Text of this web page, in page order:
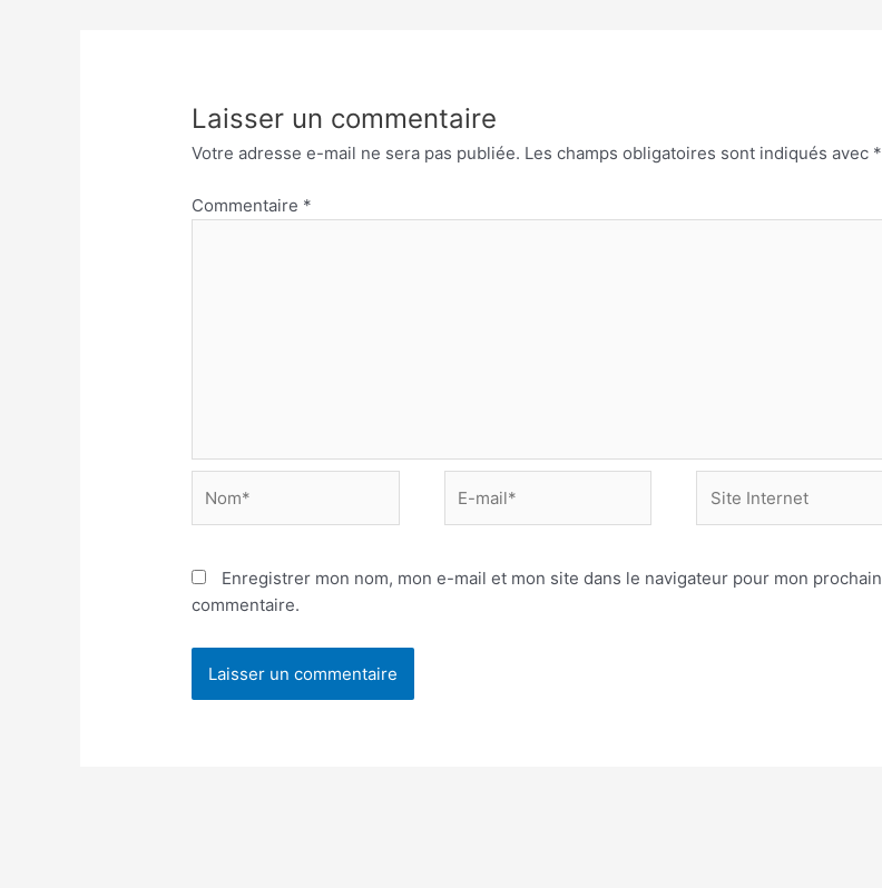
Laisser un commentaire
Votre adresse e-mail ne sera pas publiée. Les champs obligatoires sont indiqués avec *
Commentaire *
Enregistrer mon nom, mon e-mail et mon site dans le navigateur pour mon prochain
commentaire.